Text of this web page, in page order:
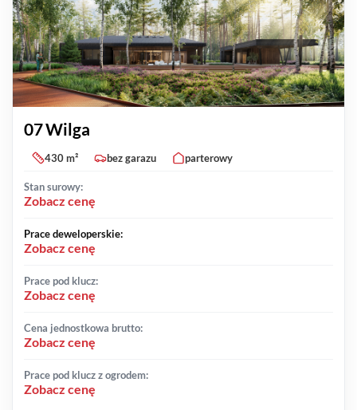
07 Wilga
430 m² bez garazu parterowy
Stan surowy:
Zobacz cenę
Prace deweloperskie:
Zobacz cenę
Prace pod klucz:
Zobacz cenę
Cena jednostkowa brutto:
Zobacz cenę
Prace pod klucz z ogrodem:
Zobacz cenę